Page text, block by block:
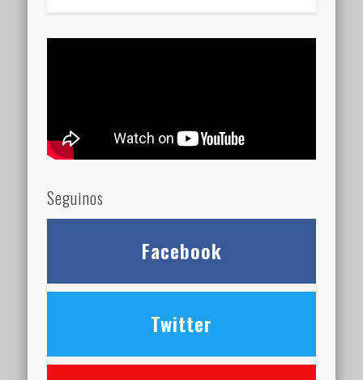
Seguinos
Facebook
Twitter